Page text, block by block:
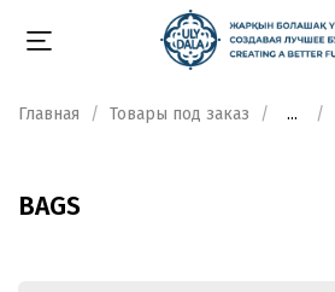
Главная Товары под заказ ...
BAGS